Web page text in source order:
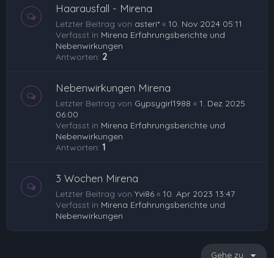
Haarausfall - Mirena
Letzter Beitrag von asteri* « 10. Nov 2024 05:11
Verfasst in Mirena Erfahrungsberichte und
Nebenwirkungen
Antworten: 2
Nebenwirkungen Mirena
Letzter Beitrag von Gypsygirl1988 « 1. Dez 2025
06:00
Verfasst in Mirena Erfahrungsberichte und
Nebenwirkungen
Antworten: 1
3 Wochen Mirena
Letzter Beitrag von Yvi86 « 10. Apr 2023 13:47
Verfasst in Mirena Erfahrungsberichte und
Nebenwirkungen
Gehe zu